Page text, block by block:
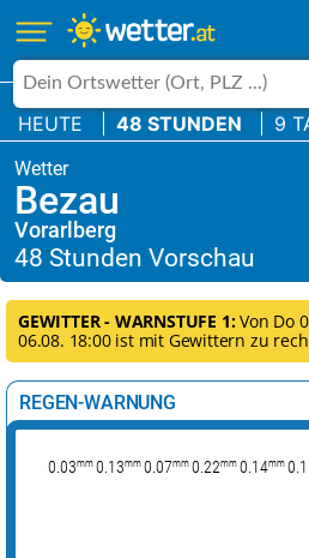
HEUTE 48 STUNDEN 9
Bezau
Vorarlberg
GEWITTER - WARNSTUFE 1:Von Do
06.08. 18:00 ist mit Gewittern zu
REGEN-WARNUNG
0.03mm 0.13mm 0.07mm 0.22mm 0.14mm